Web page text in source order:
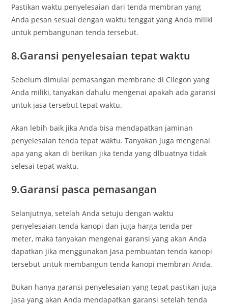
Pastikan waktu penyelesaian dari tenda membran yang
Anda pesan sesuai dengan waktu tenggat yang Anda miliki
untuk pembangunan tenda tersebut.
8.Garansi penyelesaian tepat waktu
Sebelum dlmulai pemasangan membrane di Cilegon yang
Anda miliki, tanyakan dahulu mengenai apakah ada garansi
untuk jasa tersebut tepat waktu.
Akan lebih baik jika Anda bisa mendapatkan jaminan
penyelesaian tenda tepat waktu. Tanyakan juga mengenai
apa yang akan di berikan jika tenda yang dlbuatnya tidak
selesai tepat waktu.
9.Garansi pasca pemasangan
Selanjutnya, setelah Anda setuju dengan waktu
penyelesaian tenda kanopi dan juga harga tenda per
meter, maka tanyakan mengenai garansi yang akan Anda
dapatkan jika menggunakan jasa pembuatan tenda kanopi
tersebut untuk membangun tenda kanopi membran Anda.
Bukan hanya garansi penyelesaian yang tepat pastikan juga
jasa yang akan Anda mendapatkan garansi setelah tenda